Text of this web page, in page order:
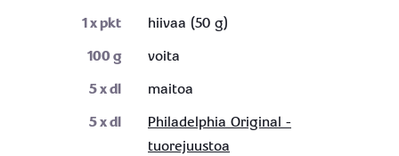
1x pkt
hiivaa (50 g)
100g
voita
5x dl
maitoa
5x dl
Philadelphia Original -
tuorejuustoa